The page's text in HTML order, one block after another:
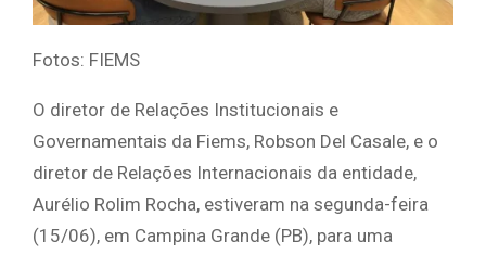
Fotos: FIEMS
O diretor de Relações Institucionais e
Governamentais da Fiems, Robson Del Casale, e o
diretor de Relações Internacionais da entidade,
Aurélio Rolim Rocha, estiveram na segunda-feira
(15/06), em Campina Grande (PB), para uma